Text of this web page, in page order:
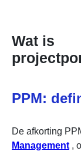
Wat is
PPM:
De afkorting
Management ,